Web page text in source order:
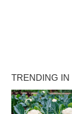
TRENDING IN